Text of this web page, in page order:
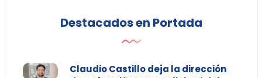
Destacados en Portada
Claudio Castillo deja la dirección